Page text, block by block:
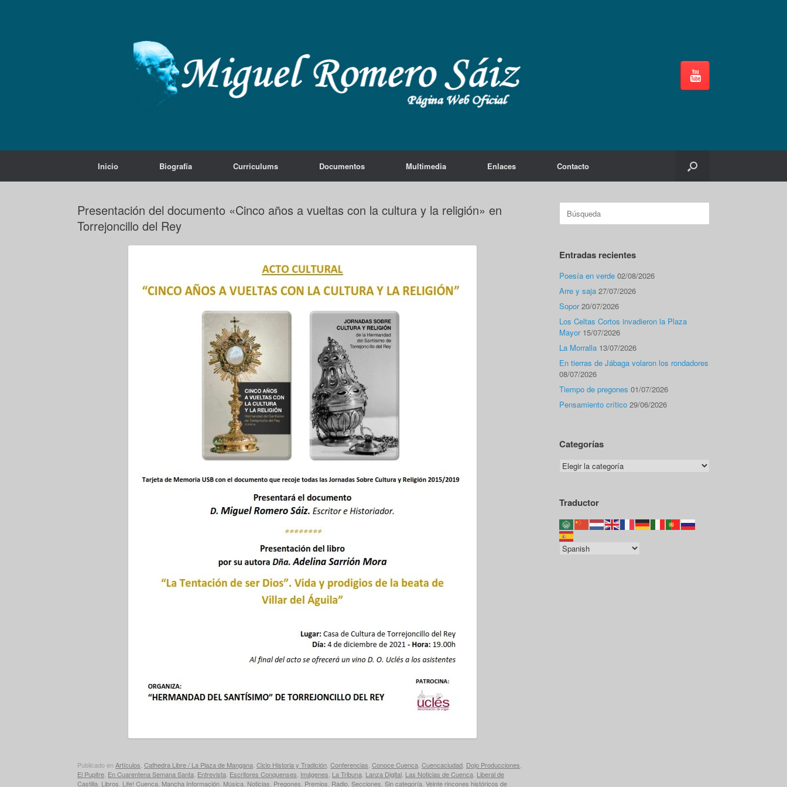
Inicio Biografía Curriculums Documentos Multimedia Enlaces Contacto
Presentación del documento «Cinco años a vueltas con la cultura y la religión» en
Torrejoncillo del Rey
Publicado en Artículos, Cathedra Libre / La Plaza de Mangana, Ciclo Historia y Tradición, Conferencias, Conoce Cuenca, Cuencaciudad, Dojo Producciones,
El Pupitre, En Cuarentena Semana Santa, Entrevista, Escritores Conquenses, Imágenes, La Tribuna, Lanza Digital, Las Noticias de Cuenca, Liberal de
Castilla, Libros, Life! Cuenca, Mancha Información, Música, Noticias, Pregones, Premios, Radio, Secciones, Sin categoría, Veinte rincones históricos de
Buscar:
Entradas recientes
Poesía en verde 02/08/2026
Arre y saja 27/07/2026
Sopor 20/07/2026
Los Celtas Cortos invadieron la Plaza
Mayor 15/07/2026
La Morralla 13/07/2026
En tierras de Jábaga volaron los rondadores
08/07/2026
Tiempo de pregones 01/07/2026
Pensamiento crítico 29/06/2026
Categorías
Categorías
Traductor